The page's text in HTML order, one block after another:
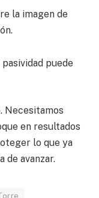
la imagen de
puede
Necesitamos
en resultados
lo que ya
de avanzar.